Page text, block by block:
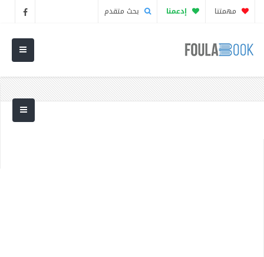
مهمتنا إدعمنا بحث متقدم